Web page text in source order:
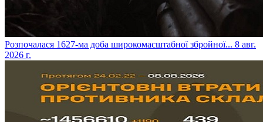
​Розпочалася 1627-ма доба широкомасштабної збройної... 8 авг.
2026 г.